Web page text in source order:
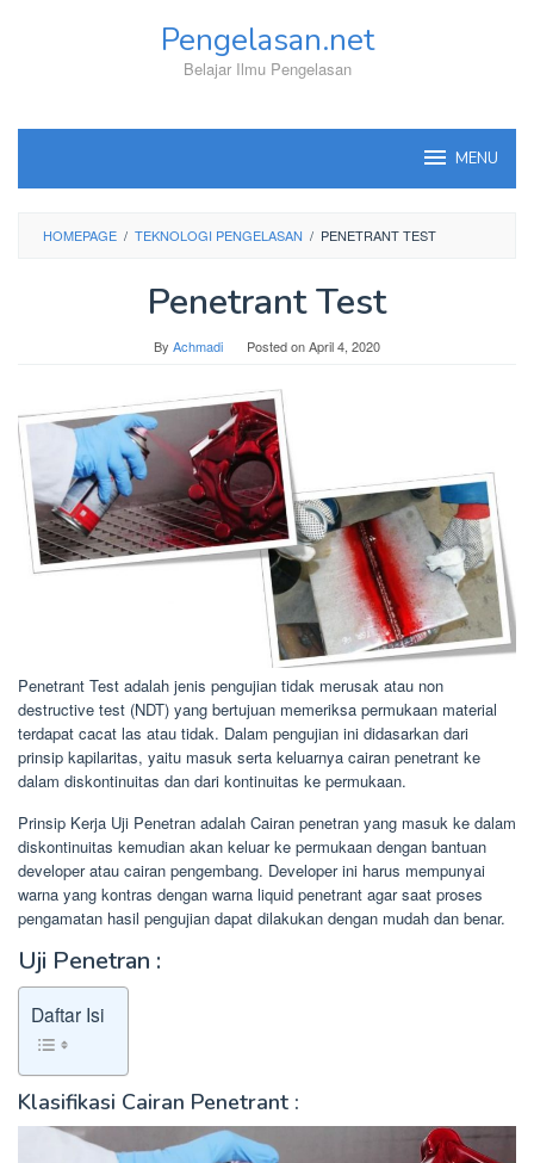
Pengelasan.net
Belajar Ilmu Pengelasan
MENU
HOMEPAGE / TEKNOLOGI PENGELASAN / PENETRANT TEST
Penetrant Test
By Achmadi Posted onApril 4, 2020
Penetrant Test adalah jenis pengujian tidak merusak atau non
destructive test (NDT) yang bertujuan memeriksa permukaan material
terdapat cacat las atau tidak. Dalam pengujian ini didasarkan dari
prinsip kapilaritas, yaitu masuk serta keluarnya cairan penetrant ke
dalam diskontinuitas dan dari kontinuitas ke permukaan.
Prinsip Kerja Uji Penetran adalah Cairan penetran yang masuk ke dalam
diskontinuitas kemudian akan keluar ke permukaan dengan bantuan
developer atau cairan pengembang. Developer ini harus mempunyai
warna yang kontras dengan warna liquid penetrant agar saat proses
pengamatan hasil pengujian dapat dilakukan dengan mudah dan benar.
Uji Penetran :
Daftar Isi
Klasifikasi Cairan Penetrant :